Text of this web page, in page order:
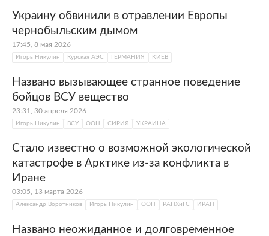
Украину обвинили в отравлении Европы
чернобыльским дымом
17:45, 8 мая 2026
Игорь Никулин Курская АЭС ГЕРМАНИЯ КИЕВ
Названо вызывающее странное поведение
бойцов ВСУ вещество
23:31, 30 апреля 2026
Игорь Никулин ВСУ ООН СИРИЯ УКРАИНА
Стало известно о возможной экологической
катастрофе в Арктике из-за конфликта в
Иране
03:05, 13 марта 2026
Александр Воротников Игорь Никулин ООН РАНХиГС ИРАН
Названо неожиданное и долговременное